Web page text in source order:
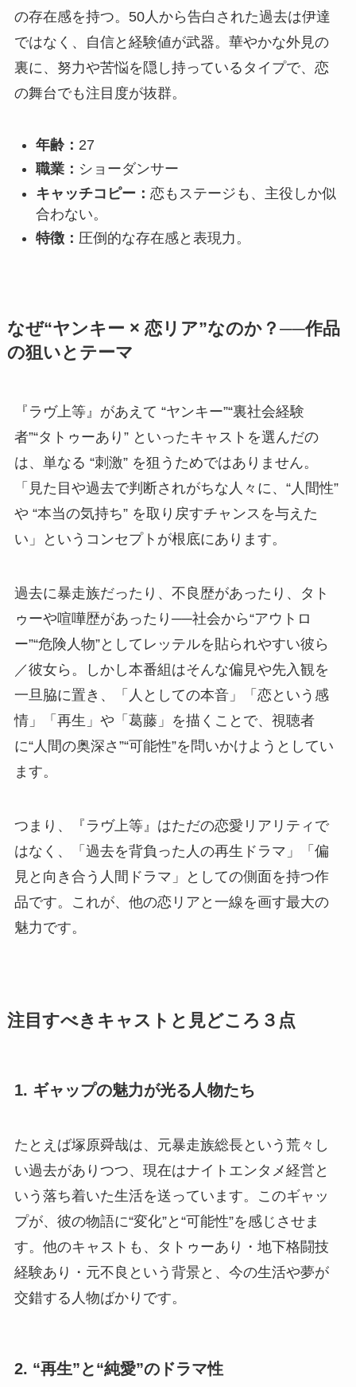
の存在感を持つ。50人から告白された過去は伊達
ではなく、自信と経験値が武器。華やかな外見の
裏に、努力や苦悩を隠し持っているタイプで、恋
の舞台でも注目度が抜群。
年齢： 27
職業： ショーダンサー
キャッチコピー： 恋もステージも、主役しか似
合わない。
特徴： 圧倒的な存在感と表現力。
なぜ“ヤンキー × 恋リア”なのか？──作品
の狙いとテーマ
『ラヴ上等』があえて “ヤンキー”“裏社会経験
者”“タトゥーあり” といったキャストを選んだの
は、単なる “刺激” を狙うためではありません。
「見た目や過去で判断されがちな人々に、“人間性”
や “本当の気持ち” を取り戻すチャンスを与えた
い」というコンセプトが根底にあります。
過去に暴走族だったり、不良歴があったり、タト
ゥーや喧嘩歴があったり──社会から“アウトロ
ー”“危険人物”としてレッテルを貼られやすい彼ら
／彼女ら。しかし本番組はそんな偏見や先入観を
一旦脇に置き、「人としての本音」「恋という感
情」「再生」や「葛藤」を描くことで、視聴者
に“人間の奥深さ”“可能性”を問いかけようとしてい
ます。
つまり、『ラヴ上等』はただの恋愛リアリティで
はなく、「過去を背負った人の再生ドラマ」「偏
見と向き合う人間ドラマ」としての側面を持つ作
品です。これが、他の恋リアと一線を画す最大の
魅力です。
注目すべきキャストと見どころ３点
1. ギャップの魅力が光る人物たち
たとえば塚原舜哉は、元暴走族総長という荒々し
い過去がありつつ、現在はナイトエンタメ経営と
いう落ち着いた生活を送っています。このギャッ
プが、彼の物語に“変化”と“可能性”を感じさせま
す。他のキャストも、タトゥーあり・地下格闘技
経験あり・元不良という背景と、今の生活や夢が
交錯する人物ばかりです。
2. “再生”と“純愛”のドラマ性